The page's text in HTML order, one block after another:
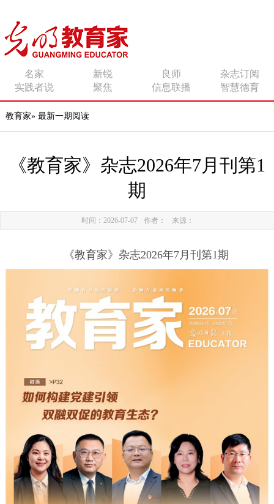
名家 新锐 良师
杂志订阅
实践者说
聚焦 信息联播 智慧德育
教育家» 最新一期阅读
《教育家》杂志2026年7月刊第1
期
时间：2026-07-07 作者： 来源：
《教育家》杂志2026年7月刊第1期